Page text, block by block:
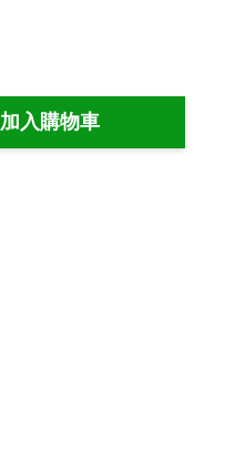
加入購物車